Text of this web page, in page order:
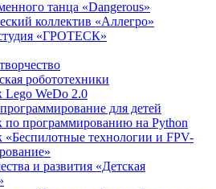
танца «Dangerous»
коллектив «Аллегро»
«ГРОТЕСК»
робототехники
WeDo 2.0
для детей
по программированию на Python
технологии и FPV-
и развития «Детская